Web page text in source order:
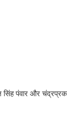
सिंह पंवार और